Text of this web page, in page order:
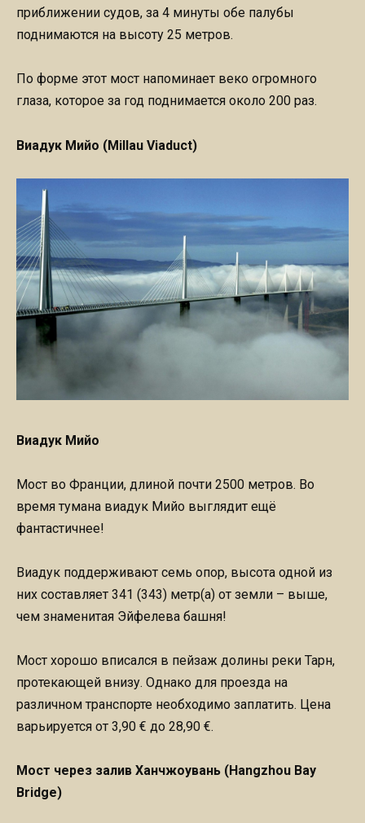
приближении судов, за 4 минуты обе палубы
поднимаются на высоту 25 метров.
По форме этот мост напоминает веко огромного
глаза, которое за год поднимается около 200 раз.
Виадук Мийо (Millau Viaduct)
Виадук Мийо
Мост во Франции, длиной почти 2500 метров. Во
время тумана виадук Мийо выглядит ещё
фантастичнее!
Виадук поддерживают семь опор, высота одной из
них составляет 341 (343) метр(а) от земли – выше,
чем знаменитая Эйфелева башня!
Мост хорошо вписался в пейзаж долины реки Тарн,
протекающей внизу. Однако для проезда на
различном транспорте необходимо заплатить. Цена
варьируется от 3,90 € до 28,90 €.
Мост через залив Ханчжоувань (Hangzhou Bay
Bridge)